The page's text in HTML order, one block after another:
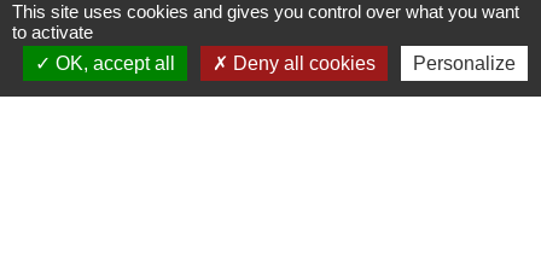
This site uses cookies and gives you control over what you want
to activate
OK, accept all
Deny all cookies Personalize